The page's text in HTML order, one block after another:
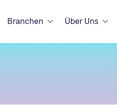
Branchen Über Uns